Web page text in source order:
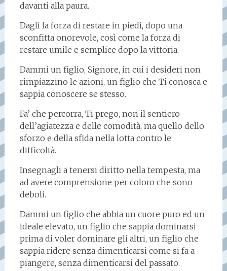
davanti alla paura.
Dagli la forza di restare in piedi, dopo una
sconfitta onorevole, così come la forza di
restare umile e semplice dopo la vittoria.
Dammi un figlio, Signore, in cui i desideri non
rimpiazzino le azioni, un figlio che Ti conosca e
sappia conoscere se stesso.
Fa’ che percorra, Ti prego, non il sentiero
dell’agiatezza e delle comodità, ma quello dello
sforzo e della sfida nella lotta contro le
difficoltà.
Insegnagli a tenersi diritto nella tempesta, ma
ad avere comprensione per coloro che sono
deboli.
Dammi un figlio che abbia un cuore puro ed un
ideale elevato, un figlio che sappia dominarsi
prima di voler dominare gli altri, un figlio che
sappia ridere senza dimenticarsi come si fa a
piangere, senza dimenticarsi del passato.